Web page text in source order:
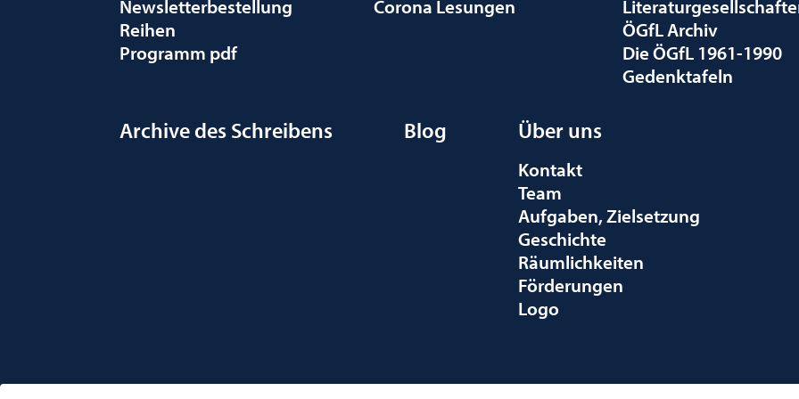
Newsletterbestellung
Reihen
Programm pdf
Corona Lesungen
ÖGfL Archiv
Die ÖGfL 1961-1990
Gedenktafeln
Archive des Schreibens Blog Über uns
Kontakt
Team
Aufgaben, Zielsetzung
Geschichte
Räumlichkeiten
Förderungen
Logo